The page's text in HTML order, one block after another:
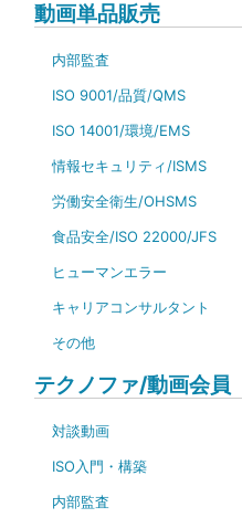
動画単品販売
内部監査
ISO 9001/品質/QMS
ISO 14001/環境/EMS
情報セキュリティ/ISMS
労働安全衛生/OHSMS
食品安全/ISO 22000/JFS
ヒューマンエラー
キャリアコンサルタント
その他
テクノファ/動画会員
対談動画
ISO入門・構築
内部監査